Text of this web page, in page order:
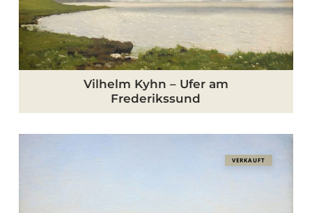
Vilhelm Kyhn – Ufer am
Frederikssund
VERKAUFT